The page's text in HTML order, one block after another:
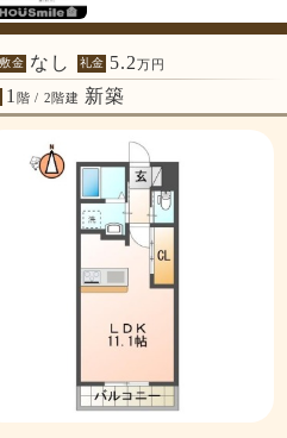
敷金 なし 礼金 5.2万円
1 階 / 2階建 新築